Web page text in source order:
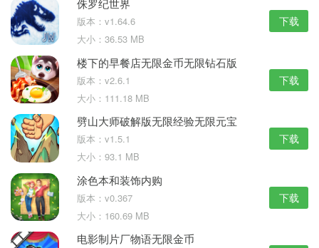
侏罗纪世界
版本：v1.64.6
大小：36.53 MB
下载
楼下的早餐店无限金币无限钻石版
版本：v2.6.1
大小：111.18 MB
下载
劈山大师破解版无限经验无限元宝
版本：v1.5.1
大小：93.1 MB
下载
涂色本和装饰内购
版本：v0.367
大小：160.69 MB
下载
电影制片厂物语无限金币